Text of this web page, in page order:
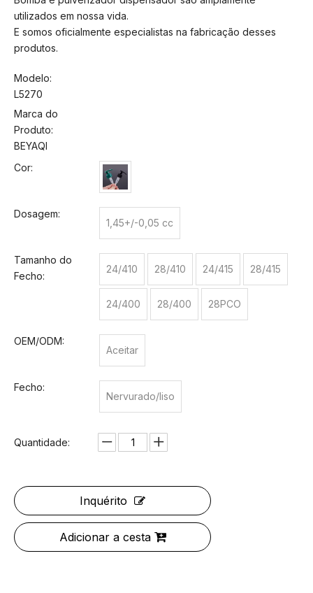
utilizados em nossa vida.
E somos oficialmente especialistas na fabricação desses
produtos.
Modelo:
L5270
Marca do
Produto:
BEYAQI
Cor:
Dosagem:
1,45+/-0,05 cc
Tamanho do
Fecho:
24/410 28/410 24/415 28/415
24/400 28/400 28PCO
OEM/ODM:
Aceitar
Fecho:
Nervurado/liso
Quantidade:
Inquérito
Adicionar a cesta